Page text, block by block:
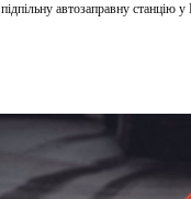
автозаправну станцію